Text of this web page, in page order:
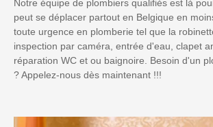
Notre équipe de plombiers qualifiés est là
peut se déplacer partout en Belgique en
toute urgence en plomberie tel que la
inspection par caméra, entrée d'eau, clapet
réparation WC et ou baignoire. Besoin d'un
? Appelez-nous dès maintenant !!!